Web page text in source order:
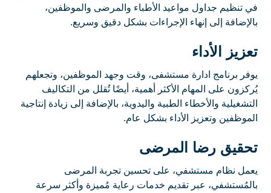
في تنظيم جداول مواعيد الأطباء والمرضى والموظفين،
بالإضافة إلى إنهاء الإجراءات بشكل دقيق وسريع.
تعزيز الأداء
يوفر برنامج ادارة مستشفى، وقت وجهد الموظفين، وتجعلهم
يُركزون على المهام الأكثر أهمية، أيضًا تُقلل من التكاليف
التشغيلية والأخطاء الطبية واليدوية، بالإضافة إلى زيادة إنتاجية
الموظفين وتعزيز الأداء بشكل عام.
تحقيق رضا المرضى
يعمل نظام مستشفي، على تحسين تجربة المرضى
بالمُستشفي، عبر تقديم خدمات رعاية مُميزة وأكثر سرعة